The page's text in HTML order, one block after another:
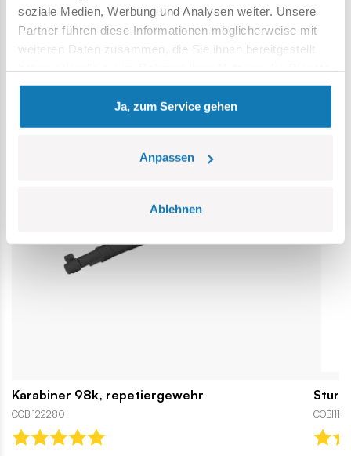
soziale Medien, Werbung und Analysen weiter. Unsere
Partner führen diese Informationen möglicherweise mit
weiteren Daten zusammen, die Sie ihnen bereitgestellt
gesammelt haben.
Ja, zum Service gehen
Anpassen
Ablehnen
Kategorie Bestseller
Karabiner 98k, repetiergewehr
COBI122280